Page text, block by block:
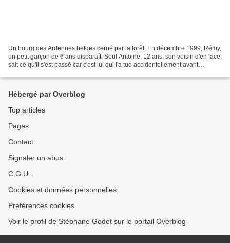
Un bourg des Ardennes belges cerné par la forêt. En décembre 1999, Rémy,
un petit garçon de 6 ans disparaît. Seul Antoine, 12 ans, son voisin d'en face,
sait ce qu'il s'est passé car c'est lui qui l'a tué accidentellement avant
Hébergé par Overblog
Top articles
Pages
Contact
Signaler un abus
C.G.U.
Cookies et données personnelles
Préférences cookies
Voir le profil de Stéphane Godet sur le portail Overblog